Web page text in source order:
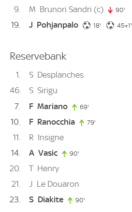
9 M Brunori Sandri (c) 90'
19 J Pohjanpalo 18' 18. minute
45+1'
Reservebank
1 S Desplanches
46
S Sirigu
7
F Mariano 69'
10 F Ranocchia 79'
11 R Insigne
14
A Vasic 90'
20 T Henry
21
J Le Douaron
23
S Diakite 90'